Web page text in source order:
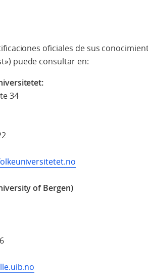
oficiales de sus
puede consultar en:
34
of Bergen)